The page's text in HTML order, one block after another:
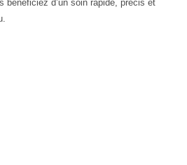
bénéficiez d’un soin rapide, précis et